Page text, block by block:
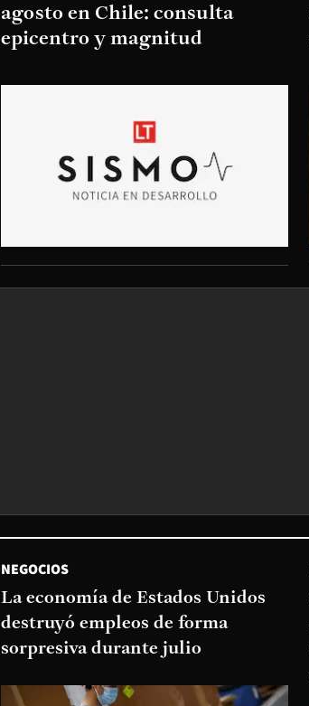
agosto en Chile: consulta
epicentro y magnitud
NEGOCIOS
La economía de Estados Unidos
destruyó empleos de forma
sorpresiva durante julio